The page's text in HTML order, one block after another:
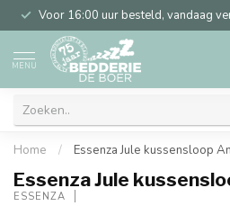
Voor 16:00 uur besteld, vandaag
MENU
Home / Essenza Jule kussensloop
Essenza Jule
ESSENZA